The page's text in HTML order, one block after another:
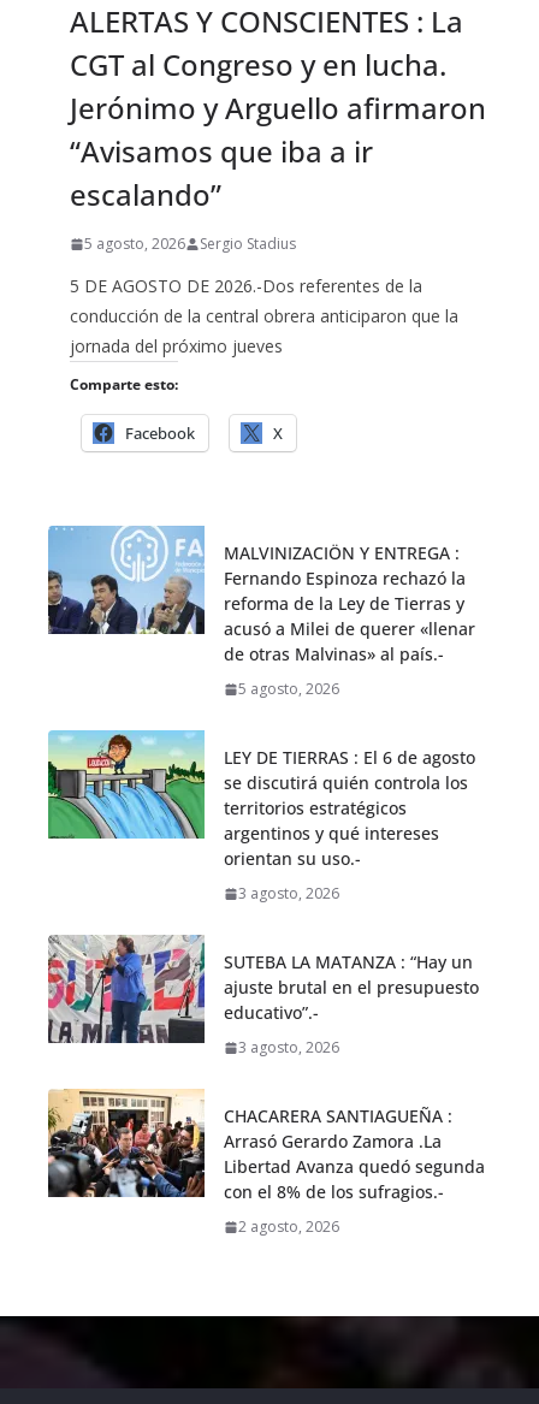
ALERTAS Y CONSCIENTES : La
CGT al Congreso y en lucha.
Jerónimo y Arguello afirmaron
“Avisamos que iba a ir
escalando”
5 agosto, 2026 Sergio Stadius
5 DE AGOSTO DE 2026.-Dos referentes de la
conducción de la central obrera anticiparon que la
jornada del próximo jueves
Comparte esto:
Facebook X
MALVINIZACIÖN Y ENTREGA :
Fernando Espinoza rechazó la
reforma de la Ley de Tierras y
acusó a Milei de querer «llenar
de otras Malvinas» al país.-
5 agosto, 2026
LEY DE TIERRAS : El 6 de agosto
se discutirá quién controla los
territorios estratégicos
argentinos y qué intereses
orientan su uso.-
3 agosto, 2026
SUTEBA LA MATANZA : “Hay un
ajuste brutal en el presupuesto
educativo”.-
3 agosto, 2026
CHACARERA SANTIAGUEÑA :
Arrasó Gerardo Zamora .La
Libertad Avanza quedó segunda
con el 8% de los sufragios.-
2 agosto, 2026